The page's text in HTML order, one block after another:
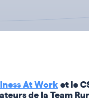
At Work et le
de la Team